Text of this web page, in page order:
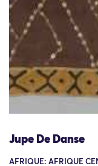
Jupe De Danse
AFRIQUE: AFRIQUE